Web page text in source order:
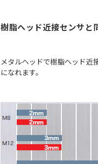
樹脂ヘッド近接センサと
メタルヘッドで樹脂ヘッド近
になれます。